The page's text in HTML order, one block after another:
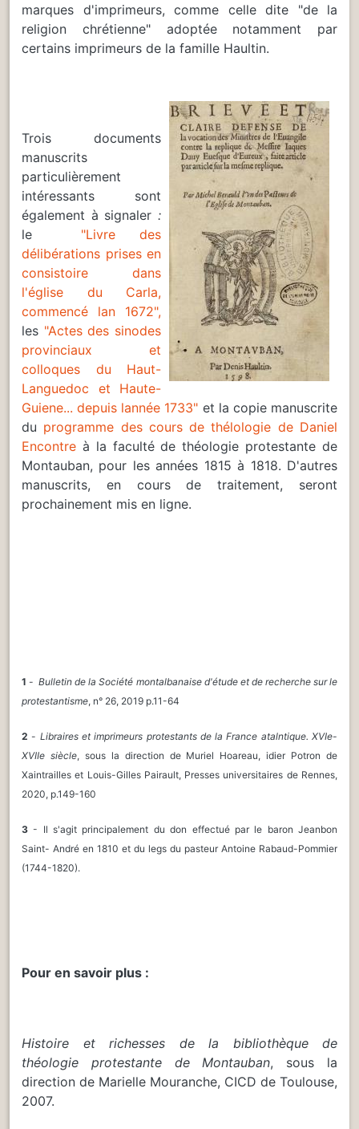
marques d'imprimeurs, comme celle dite "de la
religion chrétienne" adoptée notamment par
certains imprimeurs de la famille Haultin.
Trois documents
manuscrits
particulièrement
intéressants sont
également à signaler :
le "Livre des
délibérations prises en
consistoire dans
l'église du Carla,
commencé lan 1672",
les "Actes des sinodes
provinciaux et
colloques du Haut-
Languedoc et Haute-
Guiene... depuis lannée 1733" et la copie manuscrite
du programme des cours de thélologie de Daniel
Encontre à la faculté de théologie protestante de
Montauban, pour les années 1815 à 1818. D'autres
manuscrits, en cours de traitement, seront
prochainement mis en ligne.
1 -Bulletin de la Société montalbanaise d'étude et de recherche sur le
protestantisme, n° 26, 2019 p.11-64
2 - Libraires et imprimeurs protestants de la France atalntique. XVIe-
XVIIe siècle, sous la direction de Muriel Hoareau, idier Potron de
Xaintrailles et Louis-Gilles Pairault, Presses universitaires de Rennes,
2020, p.149-160
3 - Il s'agit principalement du don effectué par le baron Jeanbon
Saint- André en 1810 et du legs du pasteur Antoine Rabaud-Pommier
(1744-1820).
Pour en savoir plus :
Histoire et richesses de la bibliothèque de
théologie protestante de Montauban, sous la
direction de Marielle Mouranche, CICD de Toulouse,
2007.